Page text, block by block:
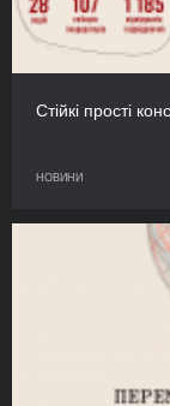
Стійкі прості
НОВИНИ